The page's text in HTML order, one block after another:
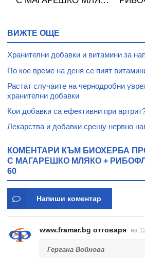
ВИЖТЕ ОЩЕ
Хранителни добавки и витамини за
По кое време на деня се пият
Растат случаите на чернодробни
хранителни добавки
Кои добавки са ефективни при
Лекарства и добавки срещу нервно
КОМЕНТАРИ КЪМ БИОХЕРБА
С МАГАРЕШКО МЛЯКО +
60
Напиши коментар
www.framar.bg отговаря на
Гергана Войнова